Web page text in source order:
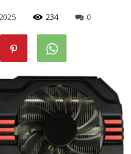
234 0